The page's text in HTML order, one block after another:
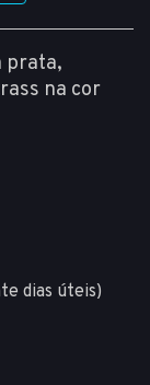
prata,
na cor
dias úteis)